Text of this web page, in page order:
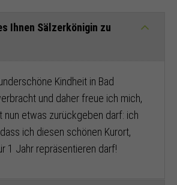
Ihnen Sälzerkönigin zu
Kindheit in Bad
und daher freue ich mich,
nun etwas zurückgeben darf: ich
ich diesen schönen Kurort,
1 Jahr repräsentieren darf!